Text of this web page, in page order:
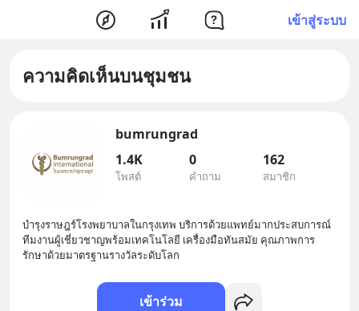
เข้าสู่ระบบ
ความคิดเห็นบนชุมชน
bumrungrad
1.4K
โพสต์
0
คำถาม
162
สมาชิก
บำรุงราษฎร์โรงพยาบาลในกรุงเทพ บริการด้วยแพทย์มากประสบการณ์
ทีมงานผู้เชี่ยวชาญพร้อมเทคโนโลยี เครื่องมือทันสมัย คุณภาพการ
รักษาด้วยมาตรฐานรางวัลระดับโลก
เข้าร่วม